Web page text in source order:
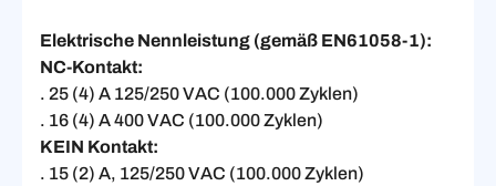
Elektrische Nennleistung (gemäß EN61058-1):
NC-Kontakt:
. 25 (4) A 125/250 VAC (100.000 Zyklen)
. 16 (4) A 400 VAC (100.000 Zyklen)
KEIN Kontakt:
. 15 (2) A, 125/250 VAC (100.000 Zyklen)